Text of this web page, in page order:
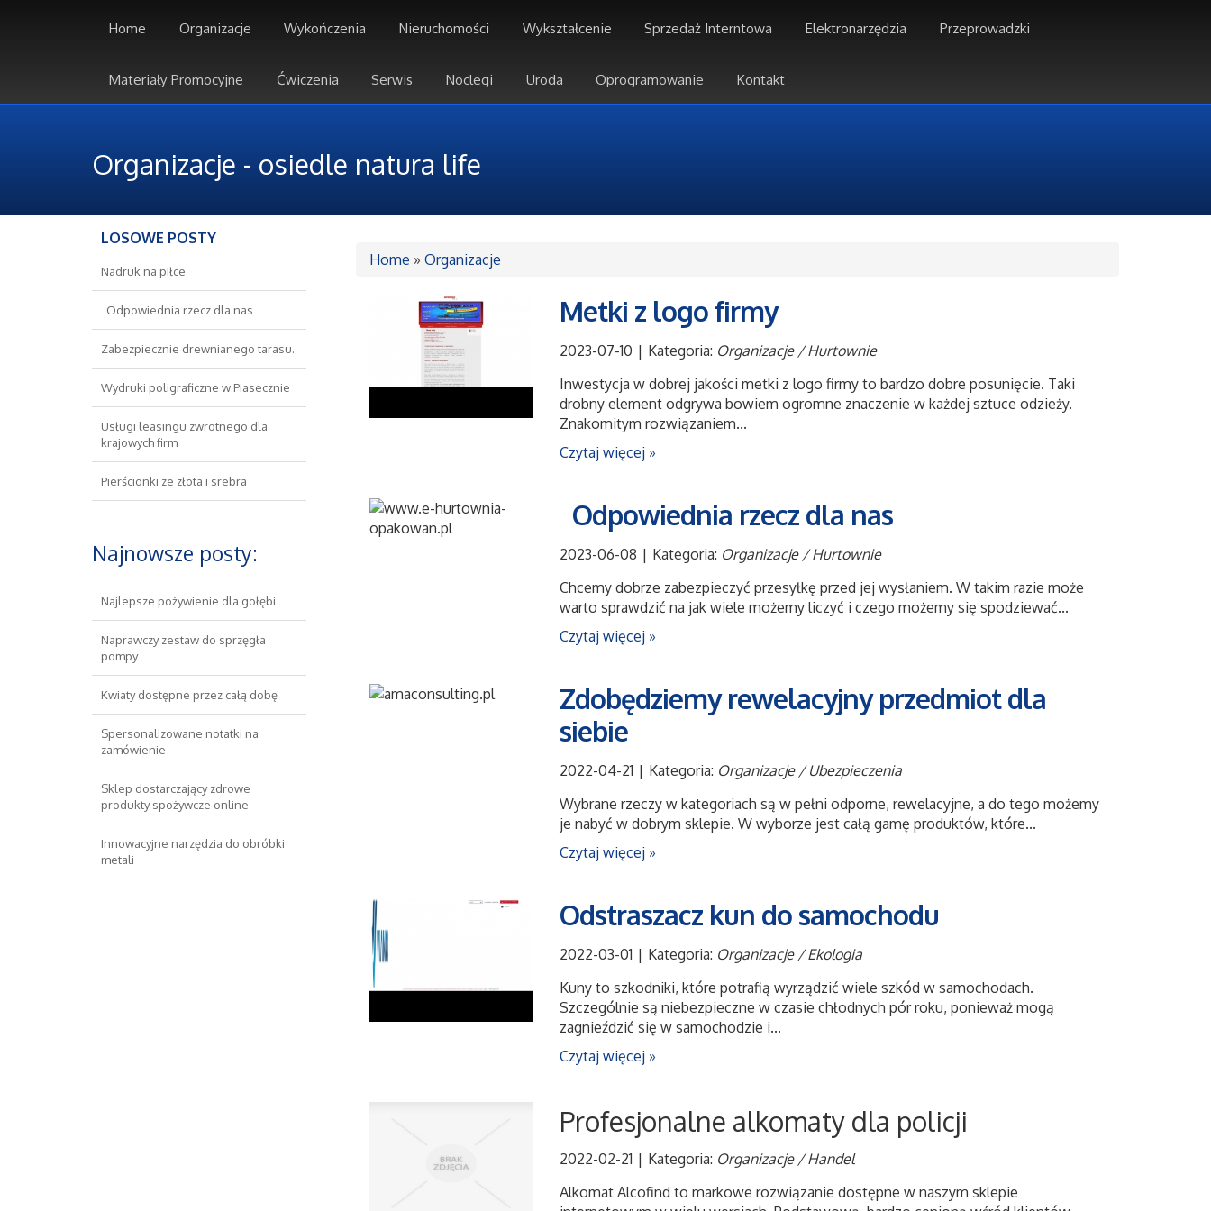
Home Organizacje Wykończenia Nieruchomości Wykształcenie Sprzedaż Interntowa Elektronarzędzia Przeprowadzki
Materiały Promocyjne Ćwiczenia Serwis Noclegi Uroda Oprogramowanie Kontakt
Organizacje - osiedle natura life
LOSOWE POSTY
Nadruk na piłce
Odpowiednia rzecz dla nas
Zabezpiecznie drewnianego tarasu.
Wydruki poligraficzne w Piasecznie
Usługi leasingu zwrotnego dla
krajowych firm
Pierścionki ze złota i srebra
Najnowsze posty:
Najlepsze pożywienie dla gołębi
Naprawczy zestaw do sprzęgła
pompy
Kwiaty dostępne przez całą dobę
Spersonalizowane notatki na
zamówienie
Sklep dostarczający zdrowe
produkty spożywcze online
Innowacyjne narzędzia do obróbki
metali
Home » Organizacje
Metki z logo firmy
2023-07-10 | Kategoria: Organizacje / Hurtownie
Inwestycja w dobrej jakości metki z logo firmy to bardzo dobre posunięcie. Taki
drobny element odgrywa bowiem ogromne znaczenie w każdej sztuce odzieży.
Znakomitym rozwiązaniem...
Czytaj więcej »
Odpowiednia rzecz dla nas
2023-06-08 | Kategoria: Organizacje / Hurtownie
Chcemy dobrze zabezpieczyć przesyłkę przed jej wysłaniem. W takim razie może
warto sprawdzić na jak wiele możemy liczyć i czego możemy się spodziewać...
Czytaj więcej »
Zdobędziemy rewelacyjny przedmiot dla
siebie
2022-04-21 | Kategoria: Organizacje / Ubezpieczenia
Wybrane rzeczy w kategoriach są w pełni odporne, rewelacyjne, a do tego możemy
je nabyć w dobrym sklepie. W wyborze jest całą gamę produktów, które...
Czytaj więcej »
Odstraszacz kun do samochodu
2022-03-01 | Kategoria: Organizacje / Ekologia
Kuny to szkodniki, które potrafią wyrządzić wiele szkód w samochodach.
Szczególnie są niebezpieczne w czasie chłodnych pór roku, ponieważ mogą
zagnieździć się w samochodzie i...
Czytaj więcej »
Profesjonalne alkomaty dla policji
2022-02-21 | Kategoria: Organizacje / Handel
Alkomat Alcofind to markowe rozwiązanie dostępne w naszym sklepie